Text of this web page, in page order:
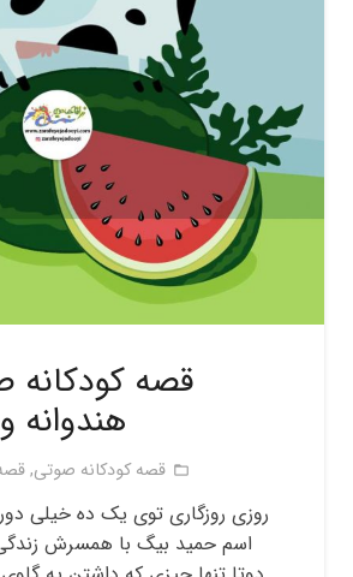
قصه کودکانه
هندوانه
folder_open قصه کودکانه صوتی,
روزی روزگاری توی یک ده خیلی
اسم حمید بیگ با همسرش